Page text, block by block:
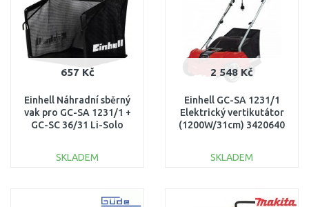
657 Kč
Einhell Náhradní sběrný
vak pro GC-SA 1231/1 +
GC-SC 36/31 Li-Solo
SKLADEM
2 548 Kč
Einhell GC-SA 1231/1
Elektrický vertikutátor
(1200W/31cm) 3420640
SKLADEM